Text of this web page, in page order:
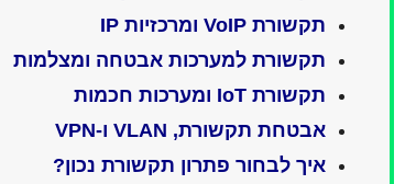
תקשורת VoIP ומרכזיות IP
תקשורת למערכות אבטחה ומצלמות
תקשורת IoT ומערכות חכמות
אבטחת תקשורת, VLAN ו-VPN
איך לבחור פתרון תקשורת נכון?